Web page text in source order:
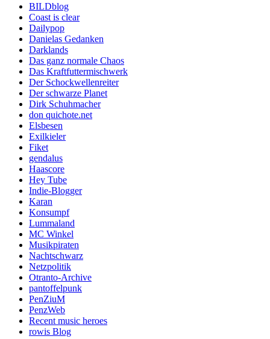
BILDblog
Coast is clear
Dailypop
Danielas Gedanken
Darklands
Das ganz normale Chaos
Das Kraftfuttermischwerk
Der Schockwellenreiter
Der schwarze Planet
Dirk Schuhmacher
don quichote.net
Elsbesen
Exilkieler
Fiket
gendalus
Haascore
Hey Tube
Indie-Blogger
Karan
Konsumpf
Lummaland
MC Winkel
Musikpiraten
Nachtschwarz
Netzpolitik
Otranto-Archive
pantoffelpunk
PenZiuM
PenzWeb
Recent music heroes
rowis Blog